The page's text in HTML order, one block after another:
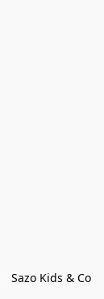
Sazo Kids & Co